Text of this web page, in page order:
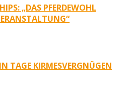
„DAS PFERDEWOHL
TAGE KIRMESVERGNÜGEN